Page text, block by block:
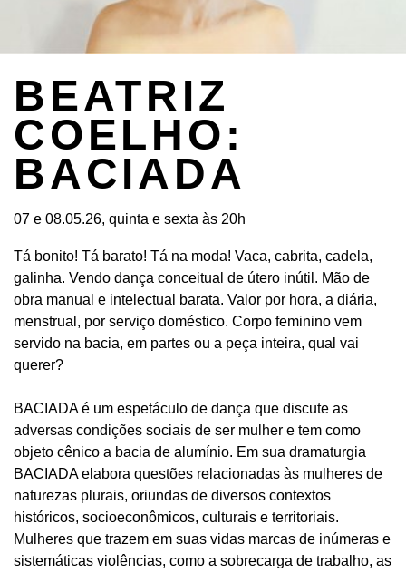
BEATRIZ
COELHO:
BACIADA
07 e 08.05.26, quinta e sexta às 20h
Tá bonito! Tá barato! Tá na moda! Vaca, cabrita, cadela,
galinha. Vendo dança conceitual de útero inútil. Mão de
obra manual e intelectual barata. Valor por hora, a diária,
menstrual, por serviço doméstico. Corpo feminino vem
servido na bacia, em partes ou a peça inteira, qual vai
querer?
BACIADA é um espetáculo de dança que discute as
adversas condições sociais de ser mulher e tem como
objeto cênico a bacia de alumínio. Em sua dramaturgia
BACIADA elabora questões relacionadas às mulheres de
naturezas plurais, oriundas de diversos contextos
históricos, socioeconômicos, culturais e territoriais.
Mulheres que trazem em suas vidas marcas de inúmeras e
sistemáticas violências, como a sobrecarga de trabalho, as